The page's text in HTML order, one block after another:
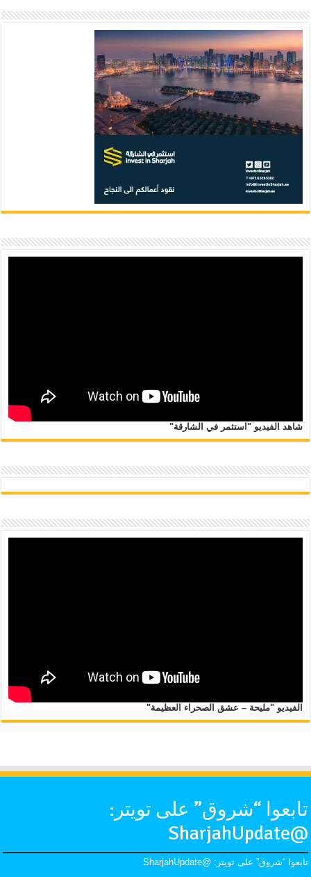
شاهد الفيديو "استثمر في الشارقة"
الفيديو "مليحة – عشق الصحراء العظيمة"
تابعوا “شروق” على تويتر:
@SharjahUpdate
تابعوا “شروق” على تويتر: @SharjahUpdate